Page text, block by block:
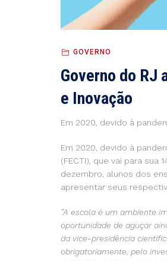
GOVERNO
Governo do RJ
e Inovação
Em 2020, devido à
Em 2020, devido à
(FECTI), que vai para
dezembro, alunos dos
apresentar seus
”A escola é um ambiente
oportunidade de aguçar
da vice-presidência
obrigatoriamente, pelo